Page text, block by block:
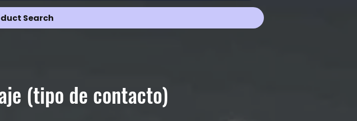
Search
(tipo de contacto)